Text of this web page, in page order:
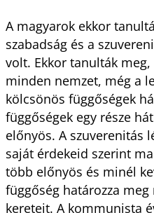
A magyarok ekkor
szabadság és a
volt. Ekkor tanulták
minden nemzet, még a
kölcsönös függőségek
függőségek egy része
előnyös. A szuverenitás
saját érdekeid szerint
több előnyös és minél
függőség határozza
kereteit. A kommunista